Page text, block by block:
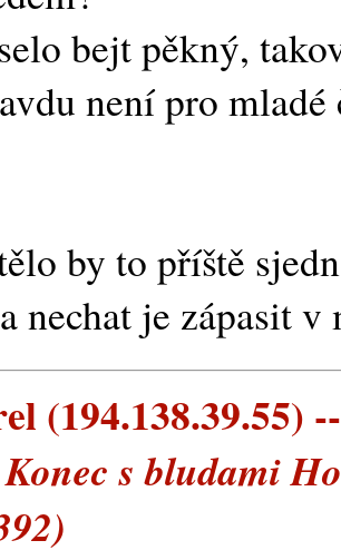
bejt pěkný,
není pro mladé
by to příště
nechat je zápasit
(194.138.39.55)
s bludami